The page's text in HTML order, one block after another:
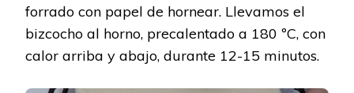
forrado con papel de hornear. Llevamos el
bizcocho al horno, precalentado a 180 ºC, con
calor arriba y abajo, durante 12-15 minutos.